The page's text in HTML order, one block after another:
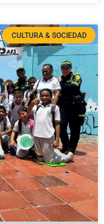
CULTURA & SOCIEDAD